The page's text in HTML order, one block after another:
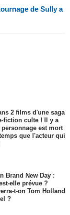
de Sully a
2 films d'une saga
fiction culte ! Il y a
personnage est mort
que l'acteur qui
Brand New Day :
elle prévue ?
t-on Tom Holland
?